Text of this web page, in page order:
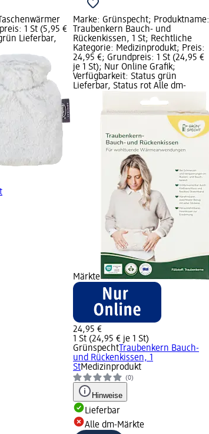
1 St (5,95 €
Lieferbar,
Marke: Grünspecht; Produktname:
Traubenkern Bauch- und
Rückenkissen, 1 St; Rechtliche
Kategorie: Medizinprodukt; Preis:
24,95 €; Grundpreis: 1 St (24,95 €
je 1 St); Nur Online Grafik;
Verfügbarkeit: Status grün
Lieferbar, Status rot Alle dm-
Märkte
24,95 €
1 St (24,95 € je 1 St)
Grünspecht Traubenkern Bauch-
und Rückenkissen, 1
StMedizinprodukt
(0)
Hinweise
Lieferbar
Alle dm-Märkte